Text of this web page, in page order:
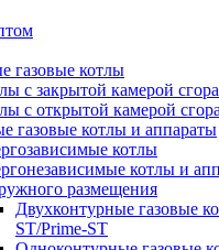
газовые котлы
с закрытой камерой
с открытой камерой
газовые котлы и аппараты
котлы
котлы и
размещения
Двухконтурные газовые
ST/Prime-ST